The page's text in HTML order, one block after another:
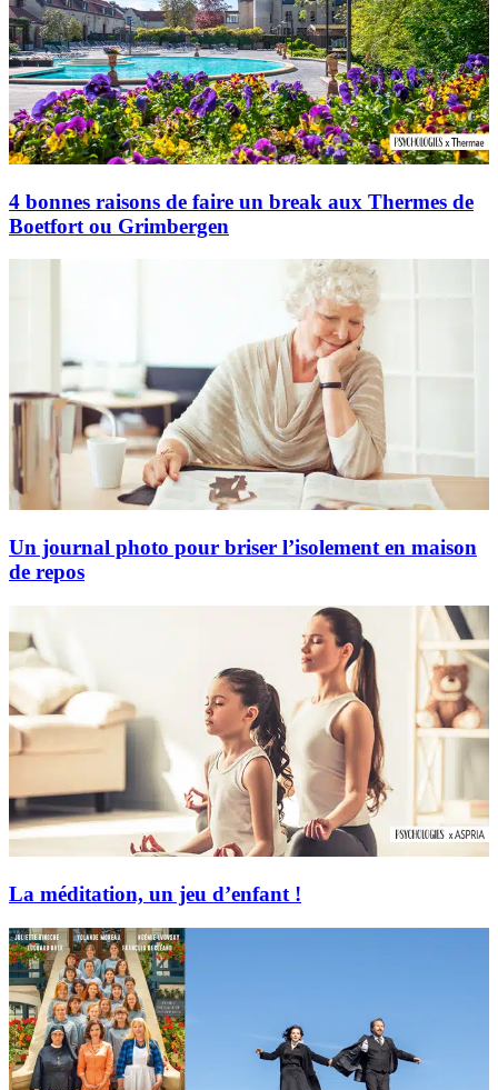
4 bonnes raisons de faire un break aux Thermes de
Boetfort ou Grimbergen
Un journal photo pour briser l’isolement en maison
de repos
La méditation, un jeu d’enfant !